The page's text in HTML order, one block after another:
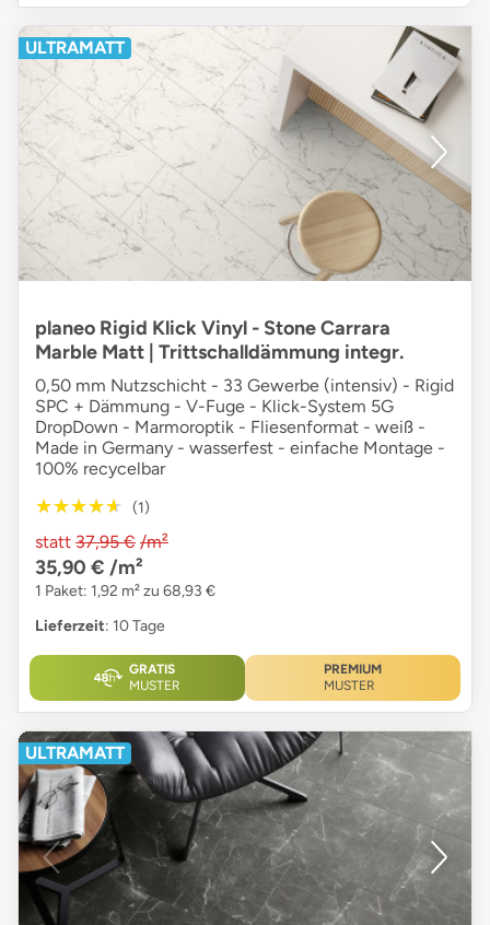
ULTRAMATT
planeo Rigid Klick Vinyl - Stone Carrara
Marble Matt | Trittschalldämmung integr.
0,50 mm Nutzschicht - 33 Gewerbe (intensiv) - Rigid
SPC + Dämmung - V-Fuge - Klick-System 5G
DropDown - Marmoroptik - Fliesenformat - weiß -
Made in Germany - wasserfest - einfache Montage -
100% recycelbar
★★★★★
★★★★★ (1)
statt 37,95 € /m²
35,90 € /m²
1 Paket: 1,92 m² zu 68,93 €
Lieferzeit: 10 Tage
GRATIS
MUSTER
PREMIUM
MUSTER
ULTRAMATT